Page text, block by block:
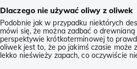
Dlaczego nie używać oliwy z oliwek
Podobnie jak w przypadku niektórych
mówi się, że można zadbać o
perspektywie krótkoterminowej to
oliwek jest to, że po jakimś czasie może
lekko nieświeży zapach, co oczywiście